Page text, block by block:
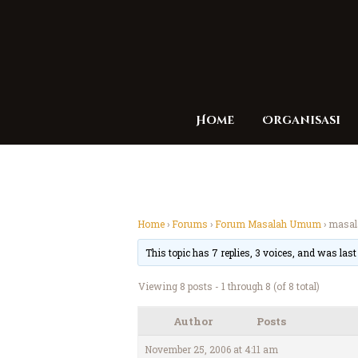
Home Organisasi
Home›Forums ›Forum Masalah Umum ›
This topic has 7 replies, 3 voices, and was
Viewing 8 posts - 1 through 8 (of 8 total)
Author Posts
November 25, 2006 at 4:11 am